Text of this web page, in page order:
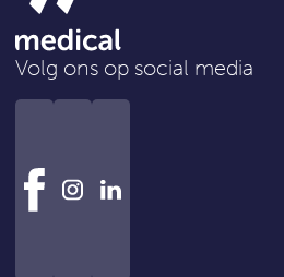
Volg ons op social media